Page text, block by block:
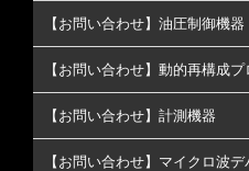
【お問い合わせ】油圧制御機器
【お問い合わせ】動的再構成
【お問い合わせ】計測機器
【お問い合わせ】マイクロ波デ